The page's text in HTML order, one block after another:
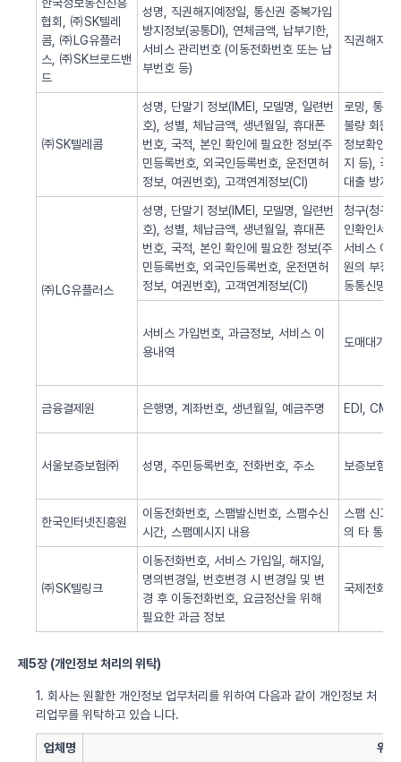
협회, ㈜SK텔레
콤, ㈜LG유플러
스, ㈜SK브로드밴
드
성명, 직권해지예정일, 통신권 중복가입
방지정보(공통DI), 연체금액, 납부기한,
서비스 관리번호 (이동전화번호 또는 납
부번호 등)
직권해지
㈜SK텔레콤
성명, 단말기 정보(IMEI, 모델명, 일련번
호), 성별, 체납금액, 생년월일, 휴대폰
번호, 국적, 본인 확인에 필요한 정보(주
민등록번호, 외국인등록번호, 운전면허
정보, 여권번호), 고객연계정보(CI)
로밍, 통화
불량 회원
정보확인,
지 등), 국
대출 방지,
㈜LG유플러스
성명, 단말기 정보(IMEI, 모델명, 일련번
호), 성별, 체납금액, 생년월일, 휴대폰
번호, 국적, 본인 확인에 필요한 정보(주
민등록번호, 외국인등록번호, 운전면허
정보, 여권번호), 고객연계정보(CI)
청구(청구
인확인서
서비스 이
원의 부정
동통신망
서비스 가입번호, 과금정보, 서비스 이
용내역
도매대가
금융결제원 은행명, 계좌번호, 생년월일, 예금주명 EDI, CMS
서울보증보험㈜ 성명, 주민등록번호, 전화번호, 주소 보증보험
한국인터넷진흥원
이동전화번호, 스팸발신번호, 스팸수신
시간, 스팸메시지 내용
스팸 신고
의 타 통신
㈜SK텔링크
이동전화번호, 서비스 가입일, 해지일,
명의변경일, 번호변경 시 변경일 및 변
경 후 이동전화번호, 요금정산을 위해
필요한 과금 정보
국제전화
제5장 (개인정보 처리의 위탁)
1. 회사는 원활한 개인정보 업무처리를 위하여 다음과 같이 개인정보 처
리업무를 위탁하고 있습 니다.
업체명 위탁